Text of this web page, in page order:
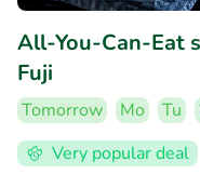
All-You-Can-Eat
Fuji
Tomorrow Mo Tu
Very popular deal